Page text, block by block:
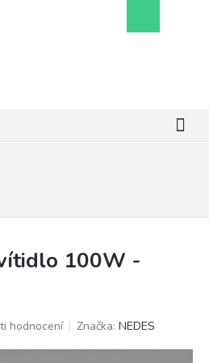
košík
100W -
hodnocení Značka: NEDES